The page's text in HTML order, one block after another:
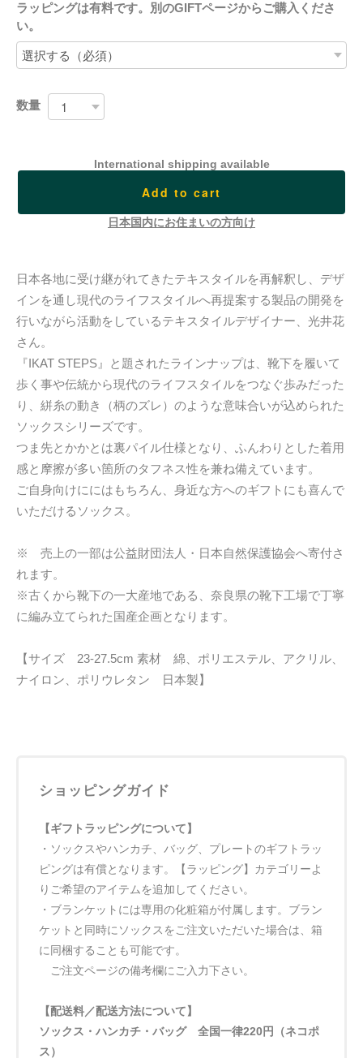
ラッピングは有料です。別のGIFTページからご購入くださ
い。
数量
International shipping available
Add to cart
日本国内にお住まいの方向け
日本各地に受け継がれてきたテキスタイルを再解釈し、デザ
インを通し現代のライフスタイルへ再提案する製品の開発を
行いながら活動をしているテキスタイルデザイナー、光井花
さん。
『IKAT STEPS』と題されたラインナップは、靴下を履いて
歩く事や伝統から現代のライフスタイルをつなぐ歩みだった
り、絣糸の動き（柄のズレ）のような意味合いが込められた
ソックスシリーズです。
つま先とかかとは裏パイル仕様となり、ふんわりとした着用
感と摩擦が多い箇所のタフネス性を兼ね備えています。
ご自身向けににはもちろん、身近な方へのギフトにも喜んで
いただけるソックス。
※ 売上の一部は公益財団法人・日本自然保護協会へ寄付さ
れます。
※古くから靴下の一大産地である、奈良県の靴下工場で丁寧
に編み立てられた国産企画となります。
【サイズ 23-27.5cm 素材 綿、ポリエステル、アクリル、
ナイロン、ポリウレタン 日本製】
ショッピングガイド
【ギフトラッピングについて】
・ソックスやハンカチ、バッグ、プレートのギフトラッ
ピングは有償となります。【ラッピング】カテゴリーよ
りご希望のアイテムを追加してください。
・ブランケットには専用の化粧箱が付属します。ブラン
ケットと同時にソックスをご注文いただいた場合は、箱
に同梱することも可能です。
ご注文ページの備考欄にご入力下さい。
【配送料／配送方法について】
ソックス・ハンカチ・バッグ 全国一律220円（ネコポ
ス）